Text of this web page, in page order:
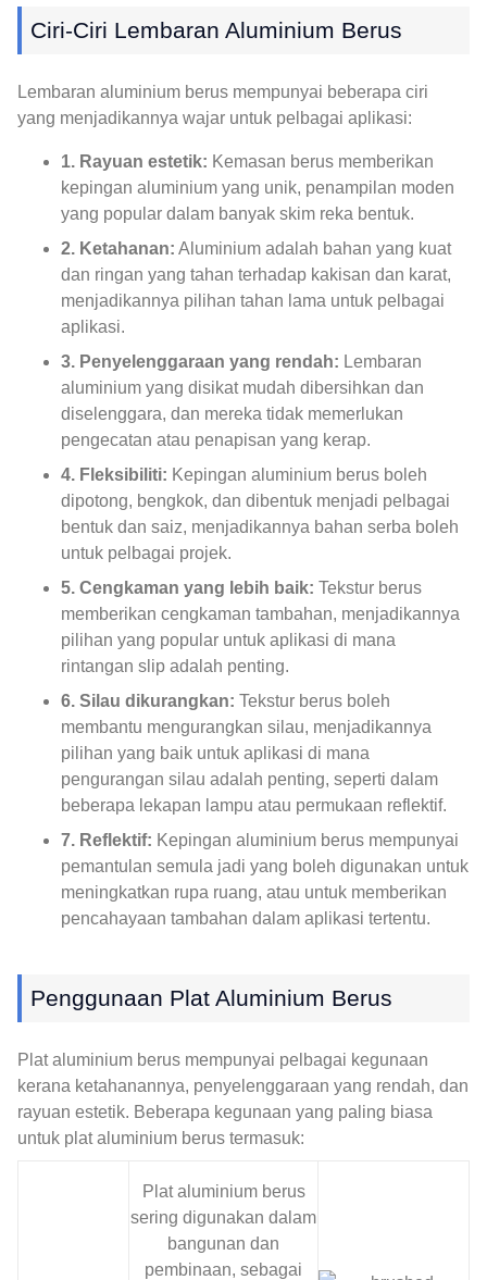
Ciri-Ciri Lembaran Aluminium Berus
Lembaran aluminium berus mempunyai beberapa ciri
yang menjadikannya wajar untuk pelbagai aplikasi:
1. Rayuan estetik: Kemasan berus memberikan
kepingan aluminium yang unik, penampilan moden
yang popular dalam banyak skim reka bentuk.
2. Ketahanan: Aluminium adalah bahan yang kuat
dan ringan yang tahan terhadap kakisan dan karat,
menjadikannya pilihan tahan lama untuk pelbagai
aplikasi.
3. Penyelenggaraan yang rendah: Lembaran
aluminium yang disikat mudah dibersihkan dan
diselenggara, dan mereka tidak memerlukan
pengecatan atau penapisan yang kerap.
4. Fleksibiliti: Kepingan aluminium berus boleh
dipotong, bengkok, dan dibentuk menjadi pelbagai
bentuk dan saiz, menjadikannya bahan serba boleh
untuk pelbagai projek.
5. Cengkaman yang lebih baik: Tekstur berus
memberikan cengkaman tambahan, menjadikannya
pilihan yang popular untuk aplikasi di mana
rintangan slip adalah penting.
6. Silau dikurangkan: Tekstur berus boleh
membantu mengurangkan silau, menjadikannya
pilihan yang baik untuk aplikasi di mana
pengurangan silau adalah penting, seperti dalam
beberapa lekapan lampu atau permukaan reflektif.
7. Reflektif: Kepingan aluminium berus mempunyai
pemantulan semula jadi yang boleh digunakan untuk
meningkatkan rupa ruang, atau untuk memberikan
pencahayaan tambahan dalam aplikasi tertentu.
Penggunaan Plat Aluminium Berus
Plat aluminium berus mempunyai pelbagai kegunaan
kerana ketahanannya, penyelenggaraan yang rendah, dan
rayuan estetik. Beberapa kegunaan yang paling biasa
untuk plat aluminium berus termasuk:
Plat aluminium berus
sering digunakan dalam
bangunan dan
pembinaan, sebagai